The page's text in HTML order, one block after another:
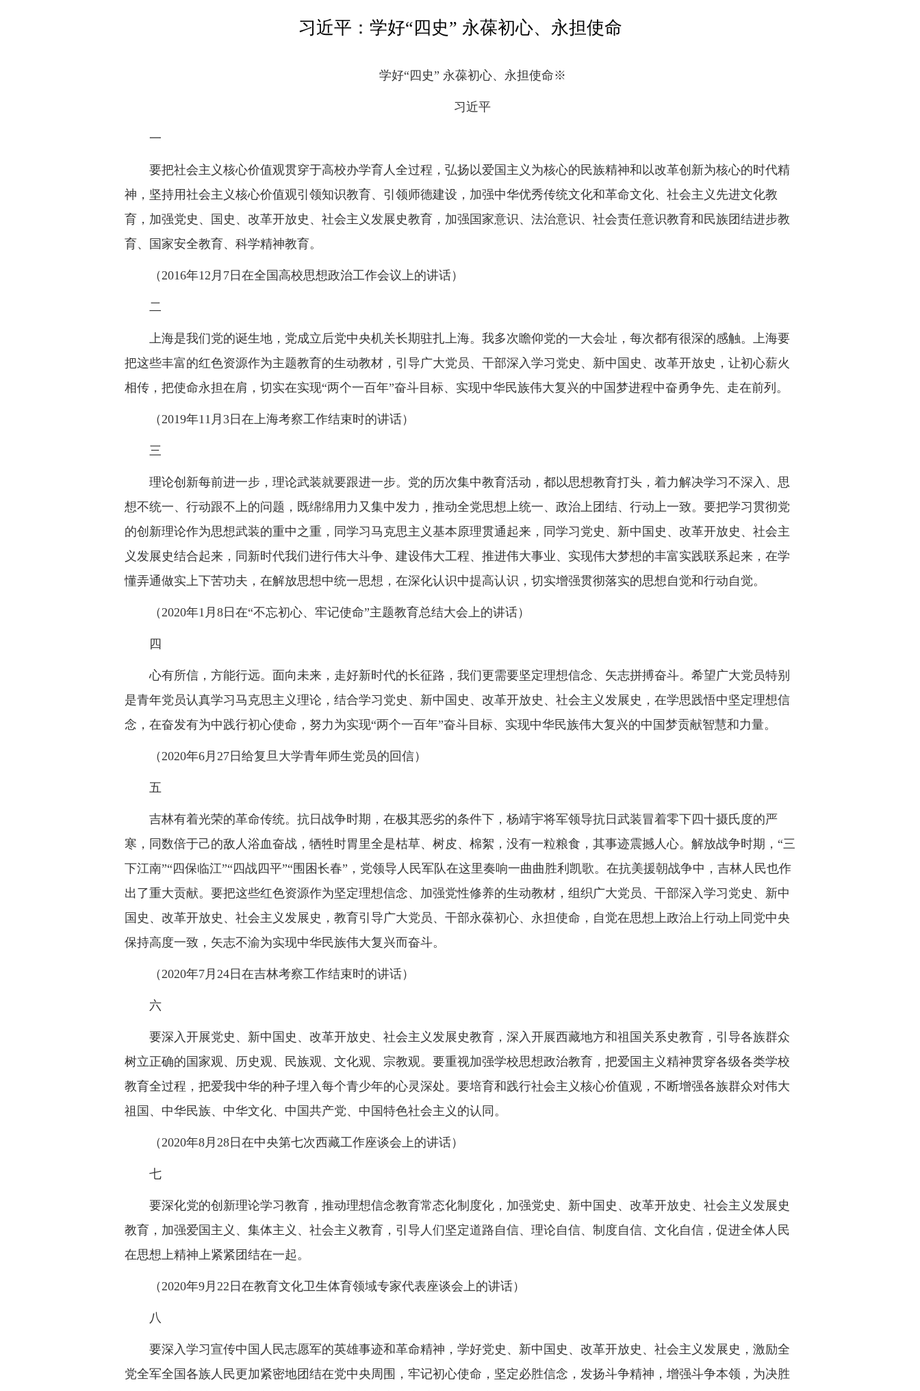
习近平：学好“四史” 永葆初心、永担使命
学好“四史” 永葆初心、永担使命※
习近平
一
要把社会主义核心价值观贯穿于高校办学育人全过程，弘扬以爱国主义为核心的民族精神和以改革创新为核心的时代精
神，坚持用社会主义核心价值观引领知识教育、引领师德建设，加强中华优秀传统文化和革命文化、社会主义先进文化教
育，加强党史、国史、改革开放史、社会主义发展史教育，加强国家意识、法治意识、社会责任意识教育和民族团结进步教
育、国家安全教育、科学精神教育。
（2016年12月7日在全国高校思想政治工作会议上的讲话）
二
上海是我们党的诞生地，党成立后党中央机关长期驻扎上海。我多次瞻仰党的一大会址，每次都有很深的感触。上海要
把这些丰富的红色资源作为主题教育的生动教材，引导广大党员、干部深入学习党史、新中国史、改革开放史，让初心薪火
相传，把使命永担在肩，切实在实现“两个一百年”奋斗目标、实现中华民族伟大复兴的中国梦进程中奋勇争先、走在前列。
（2019年11月3日在上海考察工作结束时的讲话）
三
理论创新每前进一步，理论武装就要跟进一步。党的历次集中教育活动，都以思想教育打头，着力解决学习不深入、思
想不统一、行动跟不上的问题，既绵绵用力又集中发力，推动全党思想上统一、政治上团结、行动上一致。要把学习贯彻党
的创新理论作为思想武装的重中之重，同学习马克思主义基本原理贯通起来，同学习党史、新中国史、改革开放史、社会主
义发展史结合起来，同新时代我们进行伟大斗争、建设伟大工程、推进伟大事业、实现伟大梦想的丰富实践联系起来，在学
懂弄通做实上下苦功夫，在解放思想中统一思想，在深化认识中提高认识，切实增强贯彻落实的思想自觉和行动自觉。
（2020年1月8日在“不忘初心、牢记使命”主题教育总结大会上的讲话）
四
心有所信，方能行远。面向未来，走好新时代的长征路，我们更需要坚定理想信念、矢志拼搏奋斗。希望广大党员特别
是青年党员认真学习马克思主义理论，结合学习党史、新中国史、改革开放史、社会主义发展史，在学思践悟中坚定理想信
念，在奋发有为中践行初心使命，努力为实现“两个一百年”奋斗目标、实现中华民族伟大复兴的中国梦贡献智慧和力量。
（2020年6月27日给复旦大学青年师生党员的回信）
五
吉林有着光荣的革命传统。抗日战争时期，在极其恶劣的条件下，杨靖宇将军领导抗日武装冒着零下四十摄氏度的严
寒，同数倍于己的敌人浴血奋战，牺牲时胃里全是枯草、树皮、棉絮，没有一粒粮食，其事迹震撼人心。解放战争时期，“三
下江南”“四保临江”“四战四平”“围困长春”，党领导人民军队在这里奏响一曲曲胜利凯歌。在抗美援朝战争中，吉林人民也作
出了重大贡献。要把这些红色资源作为坚定理想信念、加强党性修养的生动教材，组织广大党员、干部深入学习党史、新中
国史、改革开放史、社会主义发展史，教育引导广大党员、干部永葆初心、永担使命，自觉在思想上政治上行动上同党中央
保持高度一致，矢志不渝为实现中华民族伟大复兴而奋斗。
（2020年7月24日在吉林考察工作结束时的讲话）
六
要深入开展党史、新中国史、改革开放史、社会主义发展史教育，深入开展西藏地方和祖国关系史教育，引导各族群众
树立正确的国家观、历史观、民族观、文化观、宗教观。要重视加强学校思想政治教育，把爱国主义精神贯穿各级各类学校
教育全过程，把爱我中华的种子埋入每个青少年的心灵深处。要培育和践行社会主义核心价值观，不断增强各族群众对伟大
祖国、中华民族、中华文化、中国共产党、中国特色社会主义的认同。
（2020年8月28日在中央第七次西藏工作座谈会上的讲话）
七
要深化党的创新理论学习教育，推动理想信念教育常态化制度化，加强党史、新中国史、改革开放史、社会主义发展史
教育，加强爱国主义、集体主义、社会主义教育，引导人们坚定道路自信、理论自信、制度自信、文化自信，促进全体人民
在思想上精神上紧紧团结在一起。
（2020年9月22日在教育文化卫生体育领域专家代表座谈会上的讲话）
八
要深入学习宣传中国人民志愿军的英雄事迹和革命精神，学好党史、新中国史、改革开放史、社会主义发展史，激励全
党全军全国各族人民更加紧密地团结在党中央周围，牢记初心使命，坚定必胜信念，发扬斗争精神，增强斗争本领，为决胜